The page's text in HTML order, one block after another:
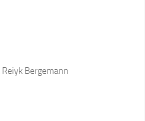
Bergemann